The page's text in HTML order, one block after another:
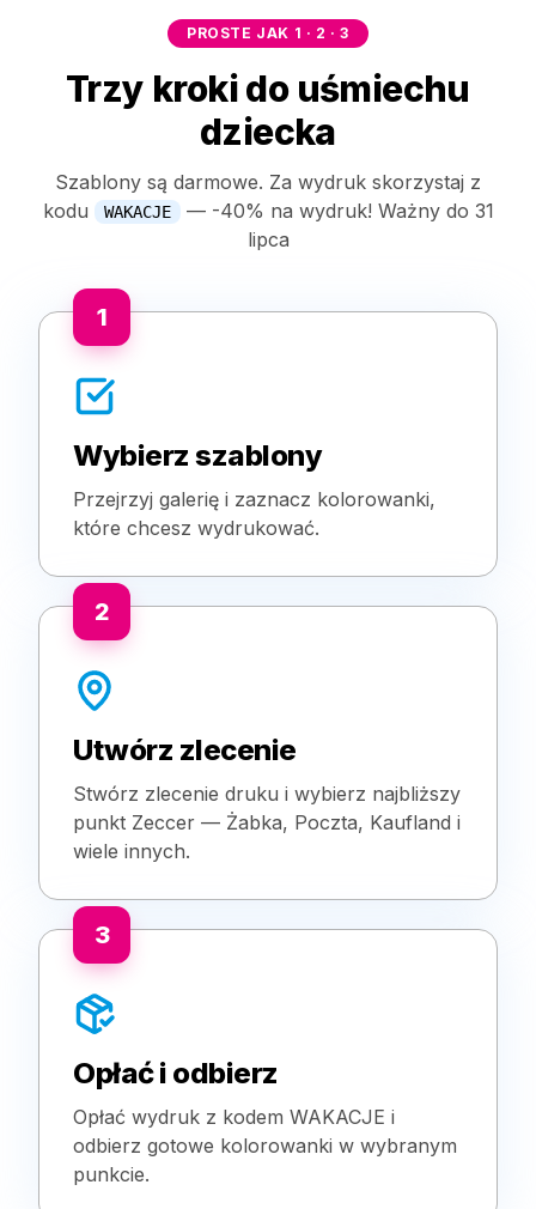
PROSTE JAK 1 · 2 · 3
Trzy kroki do uśmiechu
dziecka
Szablony są darmowe. Za wydruk skorzystaj z
kodu
WAKACJE — -40% na wydruk! Ważny do 31
lipca
1
Wybierz szablony
Przejrzyj galerię i zaznacz kolorowanki,
które chcesz wydrukować.
2
Utwórz zlecenie
Stwórz zlecenie druku i wybierz najbliższy
punkt Zeccer — Żabka, Poczta, Kaufland i
wiele innych.
3
Opłać i odbierz
Opłać wydruk z kodem WAKACJE i
odbierz gotowe kolorowanki w wybranym
punkcie.